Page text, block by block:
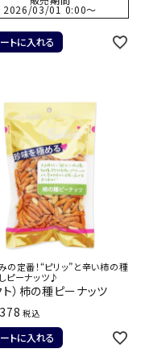
2026/03/01 0:00〜
トに入れる
の定番！“ピリッ”と辛い柿の種
ピーナッツ♪
）柿の種ピーナッツ
378 税込
トに入れる